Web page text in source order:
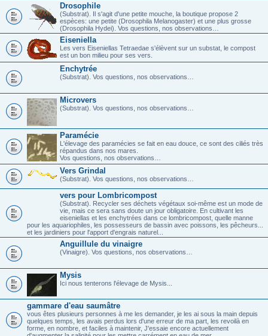
Drosophile
(Substrat). Il s'agit d'une petite mouche, la boutique propose 2
espèces: une petite (Drosophila Melanogaster) et une plus grosse
(Drosophila Hydei). Vos questions, nos observations…
Eiseniella
Les vers Eiseniellas Tetraedae s'élèvent sur un substat, le compost
est un bon milieu pour ses vers.
Enchytrée
(Substrat). Vos questions, nos observations…
Microvers
(Substrat). Vos questions, nos observations…
Paramécie
L'élevage des paramécies se fait en eau douce, ce sont des ciliés très
répandus dans nos mares.
Vos questions, nos observations…
Vers Grindal
(Substrat). Vos questions, nos observations…
vers pour Lombricompost
(Substrat). Recycler ses déchets végétaux soi-même est un mode de
vie, mais ce sera sans doute un jour obligatoire. En cultivant les
eiseniellas et les enchytrées dans ce lombricompost, quelle manne
pour les aquariophiles, les possesseurs de bassin avec poissons, les pêcheurs...
et les jardiniers pour l'apport d'engrais naturel...
Anguillule du vinaigre
(Vinaigre). Vos questions, nos observations…
Mysis
Ici nous tenterons l'élevage de Mysis...
gammare d'eau saumâtre
vous êtes plusieurs personnes à me les demander, je les ai sous la main depuis
quelques temps, les avais perdus lors d'une erreur de ma part, les revoilà en
forme, en nombre, et faciles à maintenir, J'essaie encore actuellement